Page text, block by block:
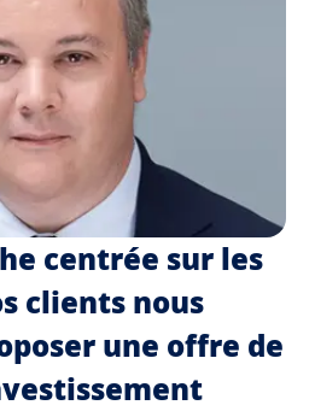
centrée sur les
clients nous
une offre de